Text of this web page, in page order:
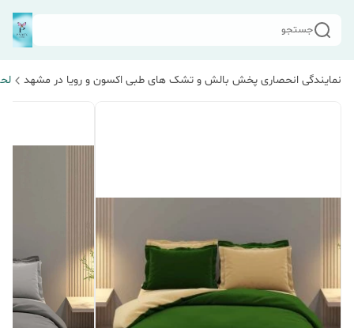
جستجو
نمایندگی انحصاری پخش بالش و تشک های طبی اکسون و رویا در مشهد